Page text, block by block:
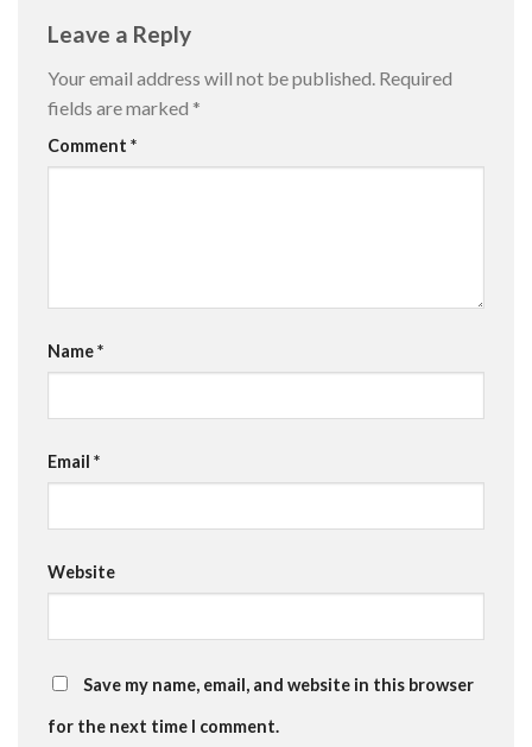
Leave a Reply
Your email address will not be published. Required
fields are marked *
Comment *
Name*
Email *
Website
Save my name, email, and website in this browser
for the next time I comment.